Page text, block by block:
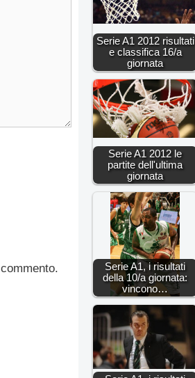
Serie A1 2012 risultati
e classifica 16/a
giornata
Serie A1 2012 le
partite dell'ultima
giornata
Serie A1, i risultati
della 10/a giornata:
vincono…